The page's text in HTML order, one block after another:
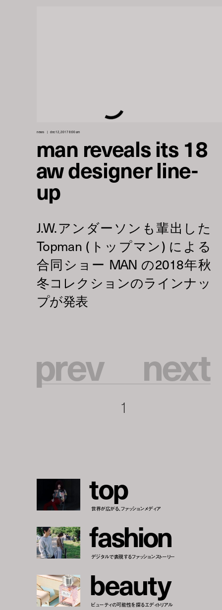
news dec 12, 2017 8:00 am
man reveals its 18
aw designer line-
up
prev next
1
top
世界が広がる、ファッションメディア
fashion
デジタルで表現するファッションストーリー
beauty
ビューティの可能性を探るエディトリアル